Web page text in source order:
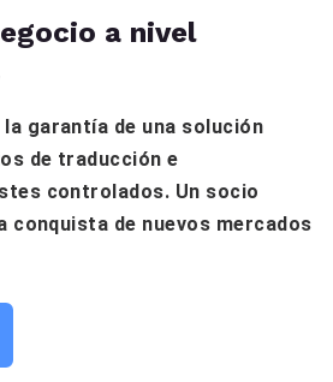
a nivel
garantía de una solución
de traducción e
controlados. Un socio
conquista de nuevos mercados